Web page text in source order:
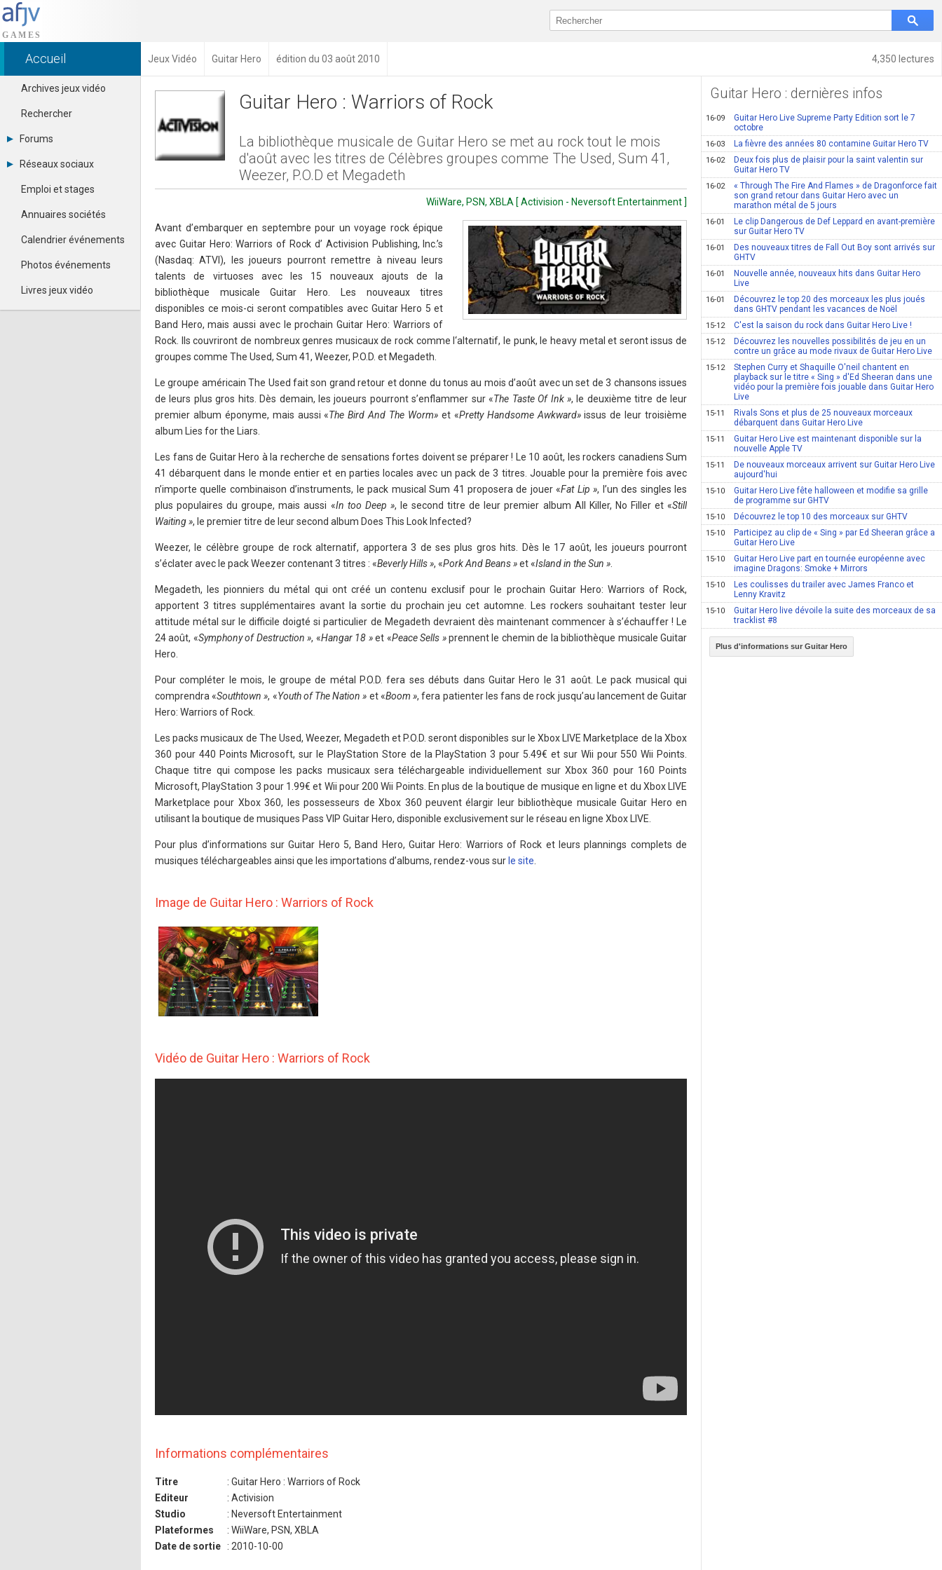
4,350 lectures
Accueil Jeux Vidéo Guitar Hero édition du 03 août 2010
Archives jeux vidéo
Rechercher
Forums
Tous les forums
Se connecter
Contacter un modérateur
Réseaux sociaux
Dailymotion
Facebook
Google+
Pinterest
Youtube
Emploi et stages
Annuaires sociétés
Calendrier événements
Photos événements
Livres jeux vidéo
Guitar Hero : Warriors of Rock
La bibliothèque musicale de Guitar Hero se met au rock tout le mois
d'août avec les titres de Célèbres groupes comme The Used, Sum 41,
Weezer, P.O.D et Megadeth
WiiWare, PSN, XBLA [ Activision - Neversoft Entertainment ]
Avant d’embarquer en septembre pour un voyage rock épique
avec Guitar Hero: Warriors of Rock d’ Activision Publishing, Inc.’s
(Nasdaq: ATVI), les joueurs pourront remettre à niveau leurs
talents de virtuoses avec les 15 nouveaux ajouts de la
bibliothèque musicale Guitar Hero. Les nouveaux titres
disponibles ce mois-ci seront compatibles avec Guitar Hero 5 et
Band Hero, mais aussi avec le prochain Guitar Hero: Warriors of
Rock. Ils couvriront de nombreux genres musicaux de rock comme l‘alternatif, le punk, le heavy metal et seront issus de
groupes comme The Used, Sum 41, Weezer, P.O.D. et Megadeth.
Le groupe américain The Used fait son grand retour et donne du tonus au mois d’août avec un set de 3 chansons issues
de leurs plus gros hits. Dès demain, les joueurs pourront s’enflammer sur «The Taste Of Ink », le deuxième titre de leur
premier album éponyme, mais aussi «The Bird And The Worm» et «Pretty Handsome Awkward»issus de leur troisième
album Lies for the Liars.
Les fans de Guitar Hero à la recherche de sensations fortes doivent se préparer ! Le 10 août, les rockers canadiens Sum
41 débarquent dans le monde entier et en parties locales avec un pack de 3 titres. Jouable pour la première fois avec
n’importe quelle combinaison d’instruments, le pack musical Sum 41 proposera de jouer «Fat Lip », l’un des singles les
plus populaires du groupe, mais aussi «In too Deep », le second titre de leur premier album All Killer, No Filler et «Still
Waiting », le premier titre de leur second album Does This Look Infected?
Weezer, le célèbre groupe de rock alternatif, apportera 3 de ses plus gros hits. Dès le 17 août, les joueurs pourront
s’éclater avec le pack Weezer contenant 3 titres : «Beverly Hills », «Pork And Beans »et «Island in the Sun »
Megadeth, les pionniers du métal qui ont créé un contenu exclusif pour le prochain Guitar Hero: Warriors of Rock,
apportent 3 titres supplémentaires avant la sortie du prochain jeu cet automne. Les rockers souhaitant tester leur
attitude métal sur le difficile doigté si particulier de Megadeth devraient dès maintenant commencer à s’échauffer ! Le
24 août, «Symphony of Destruction », «Hangar 18 »et «Peace Sells »prennent le chemin de la bibliothèque musicale Guitar
Hero.
Pour compléter le mois, le groupe de métal P.O.D. fera ses débuts dans Guitar Hero le 31 août. Le pack musical qui
comprendra «Southtown », «Youth of The Nation » et «Boom », fera patienter les fans de rock jusqu’au lancement de Guitar
Hero: Warriors of Rock.
Les packs musicaux de The Used, Weezer, Megadeth et P.O.D. seront disponibles sur le Xbox LIVE Marketplace de la Xbox
360 pour 440 Points Microsoft, sur le PlayStation Store de la PlayStation 3 pour 5.49€ et sur Wii pour 550 Wii Points.
Chaque titre qui compose les packs musicaux sera téléchargeable individuellement sur Xbox 360 pour 160 Points
Microsoft, PlayStation 3 pour 1.99€ et Wii pour 200 Wii Points. En plus de la boutique de musique en ligne et du Xbox LIVE
Marketplace pour Xbox 360, les possesseurs de Xbox 360 peuvent élargir leur bibliothèque musicale Guitar Hero en
utilisant la boutique de musiques Pass VIP Guitar Hero, disponible exclusivement sur le réseau en ligne Xbox LIVE.
Pour plus d’informations sur Guitar Hero 5, Band Hero, Guitar Hero: Warriors of Rock et leurs plannings complets de
musiques téléchargeables ainsi que les importations d’albums, rendez-vous sur le site
Image de Guitar Hero : Warriors of Rock
Vidéo de Guitar Hero : Warriors of Rock
Informations complémentaires
Titre
: Guitar Hero : Warriors of Rock
Editeur
: Activision
Studio
: Neversoft Entertainment
Plateformes
: WiiWare, PSN, XBLA
Date de sortie
: 2010-10-00
Guitar Hero : dernières infos
16-09
Guitar Hero Live Supreme Party Edition sort le 7
octobre
16-03 La fièvre des années 80 contamine Guitar Hero TV
16-02
Deux fois plus de plaisir pour la saint valentin sur
Guitar Hero TV
16-02
« Through The Fire And Flames » de Dragonforce fait
son grand retour dans Guitar Hero avec un
marathon métal de 5 jours
16-01
Le clip Dangerous de Def Leppard en avant-première
sur Guitar Hero TV
16-01
Des nouveaux titres de Fall Out Boy sont arrivés sur
GHTV
16-01
Nouvelle année, nouveaux hits dans Guitar Hero
Live
16-01
Découvrez le top 20 des morceaux les plus joués
dans GHTV pendant les vacances de Noël
15-12 C'est la saison du rock dans Guitar Hero Live !
15-12
Découvrez les nouvelles possibilités de jeu en un
contre un grâce au mode rivaux de Guitar Hero Live
15-12
Stephen Curry et Shaquille O'neil chantent en
playback sur le titre « Sing » d'Ed Sheeran dans une
vidéo pour la première fois jouable dans Guitar Hero
Live
15-11
Rivals Sons et plus de 25 nouveaux morceaux
débarquent dans Guitar Hero Live
15-11
Guitar Hero Live est maintenant disponible sur la
nouvelle Apple TV
15-11
De nouveaux morceaux arrivent sur Guitar Hero Live
aujourd'hui
15-10
Guitar Hero Live fête halloween et modifie sa grille
de programme sur GHTV
15-10 Découvrez le top 10 des morceaux sur GHTV
15-10
Participez au clip de « Sing » par Ed Sheeran grâce a
Guitar Hero Live
15-10
Guitar Hero Live part en tournée européenne avec
imagine Dragons: Smoke + Mirrors
15-10
Les coulisses du trailer avec James Franco et
Lenny Kravitz
15-10
Guitar Hero live dévoile la suite des morceaux de sa
tracklist #8
Plus d'informations sur Guitar Hero